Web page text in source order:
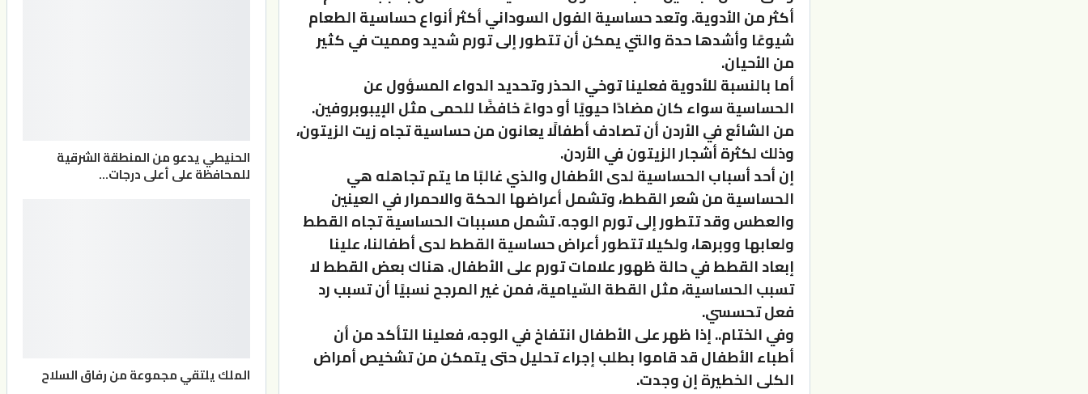
أكثر من الأدوية. وتعد حساسية الفول السوداني أكثر أنواع حساسية الطعام
شيوعًا وأشدها حدة والتي يمكن أن تتطور إلى تورم شديد ومميت في كثير
من الأحيان.
أما بالنسبة للأدوية فعلينا توخي الحذر وتحديد الدواء المسؤول عن
الحساسية سواء كان مضادًا حيويًا أو دواءً خافضًا للحمى مثل الإيبوبروفين.
من الشائع في الأردن أن تصادف أطفالًا يعانون من حساسية تجاه زيت الزيتون،
وذلك لكثرة أشجار الزيتون في الأردن.
إن أحد أسباب الحساسية لدى الأطفال والذي غالبًا ما يتم تجاهله هي
الحساسية من شعر القطط، وتشمل أعراضها الحكة والاحمرار في العينين
والعطس وقد تتطور إلى تورم الوجه. تشمل مسببات الحساسية تجاه القطط
ولعابها ووبرها، ولكيلا تتطور أعراض حساسية القطط لدى أطفالنا، علينا
إبعاد القطط في حالة ظهور علامات تورم على الأطفال. هناك بعض القطط لا
تسبب الحساسية، مثل القطة السّيامية، فمن غير المرجح نسبيًا أن تسبب رد
فعل تحسسي.
وفي الختام.. إذا ظهر على الأطفال انتفاخ في الوجه، فعلينا التأكد من أن
أطباء الأطفال قد قاموا بطلب إجراء تحليل حتى يتمكن من تشخيص أمراض
الكلى الخطيرة إن وجدت.
الحنيطي يدعو من المنطقة الشرقية
للمحافظة على أعلى درجات…
الملك يلتقي مجموعة من رفاق السلاح